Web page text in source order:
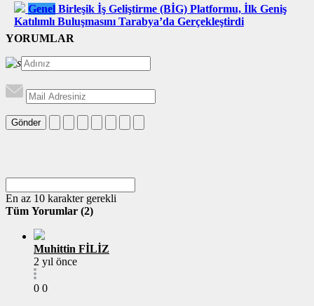
Genel Birleşik İş Geliştirme (BİG) Platformu, İlk Geniş
Katılımlı Buluşmasını Tarabya’da Gerçekleştirdi
YORUMLAR
Gönder
En az 10 karakter gerekli
Tüm Yorumlar (2)
Muhittin FİLİZ
2 yıl önce
0 0